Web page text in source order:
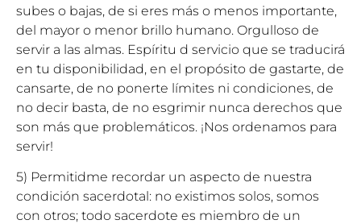
subes o bajas, de si eres más o menos importante,
del mayor o menor brillo humano. Orgulloso de
servir a las almas. Espíritu d servicio que se traducirá
en tu disponibilidad, en el propósito de gastarte, de
cansarte, de no ponerte límites ni condiciones, de
no decir basta, de no esgrimir nunca derechos que
son más que problemáticos. ¡Nos ordenamos para
servir!
5) Permitidme recordar un aspecto de nuestra
condición sacerdotal: no existimos solos, somos
con otros; todo sacerdote es miembro de un